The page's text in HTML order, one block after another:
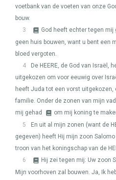
voetbank van de voeten van onze
bouw.
3
God heeft echter tegen mij
geen huis bouwen, want u bent een
bloed vergoten.
4
De HEERE, de God van Israël,
uitgekozen om voor eeuwig over
heeft Juda tot een vorst
familie. Onder de zonen van mijn
mij gehad
om mij koning te
5
En uit al mijn zonen (want de
gegeven) heeft Hij mijn zoon
troon van het koningschap van de
6
Hij zei tegen mij: Uw zoon
Mijn voorhoven zal bouwen. Ja, Ik